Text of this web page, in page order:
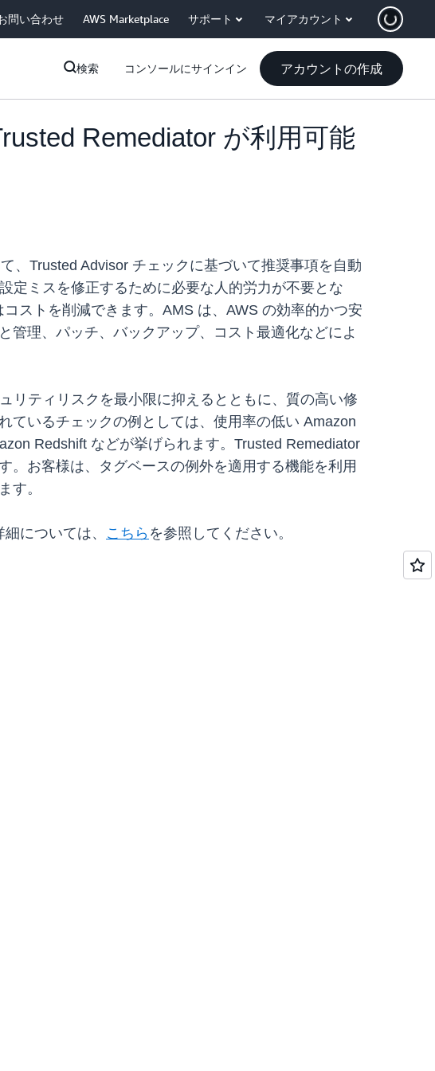
問い合わせ AWS Marketplace サポート マイアカウント
検索 コンソールにサインイン アカウントの作成
Remediator が利用可能
、Trusted Advisor チェックに基づいて推奨事項を自動
定ミスを修正するために必要な人的労力が不要とな
ストを削減できます。AMS は、AWS の効率的かつ安
理、パッチ、バックアップ、コスト最適化などによ
リティリスクを最小限に抑えるとともに、質の高い修
ているチェックの例としては、使用率の低い Amazon
Redshift などが挙げられます。Trusted Remediator
。お客様は、タグベースの例外を適用する機能を利用
す。
については、 こちら を参照してください。